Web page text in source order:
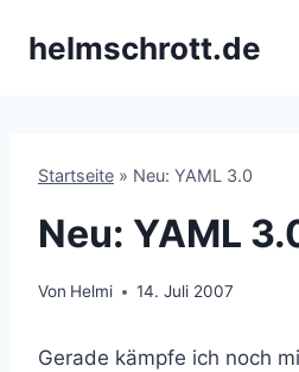
Inhalthelmschrott.de
Startseite » Neu: YAML 3.0
Neu: YAML
Von Helmi 14. Juli 2007
Gerade kämpfe ich noch